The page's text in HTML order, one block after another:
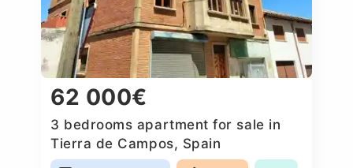
62 000€
3 bedrooms apartment for sale in
Tierra de Campos, Spain